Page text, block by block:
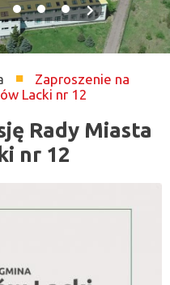
Next
slide
Zaproszenie na
Lacki nr 12
Rady Miasta
nr 12